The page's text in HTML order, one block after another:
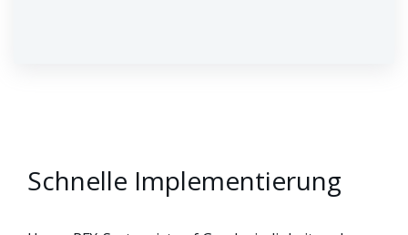
Schnelle Implementierung